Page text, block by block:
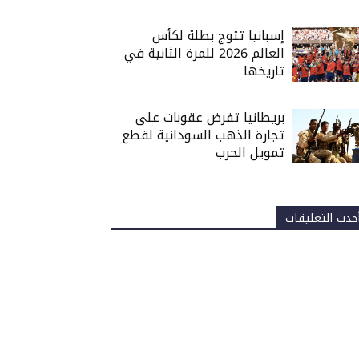
إسبانيا تتوج بطلة لكأس
العالم 2026 للمرة الثانية في
تاريخها
بريطانيا تفرض عقوبات على
تجارة الذهب السودانية لقطع
تمويل الحرب
التعليقات